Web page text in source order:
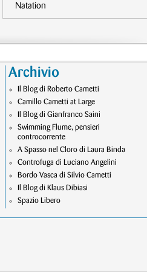
Natation
Archivio
Il Blog di Roberto Cametti
Camillo Cametti at Large
Il Blog di Gianfranco Saini
Swimming Flume, pensieri
controcorrente
A Spasso nel Cloro di Laura Binda
Controfuga di Luciano Angelini
Bordo Vasca di Silvio Cametti
Il Blog di Klaus Dibiasi
Spazio Libero